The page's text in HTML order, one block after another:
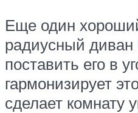
Еще один
радиусный диван
поставить его в
гармонизирует
сделает комнату